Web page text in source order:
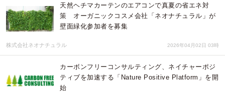
天然ヘチマカーテンのエアコンで真夏の省エネ対
策 オーガニックコスメ会社「ネオナチュラル」が
壁面緑化参加者を募集
株式会社ネオナチュラル 2026年04月02日 03時
カーボンフリーコンサルティング、ネイチャーポジ
ティブを加速する「Nature Positive Platform」を開
始